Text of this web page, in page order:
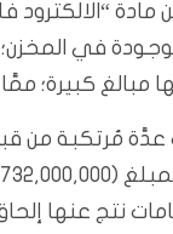
مادة
في
مبالغ كبيرة؛
مُرتكبة من
نتج عنها إلحاق